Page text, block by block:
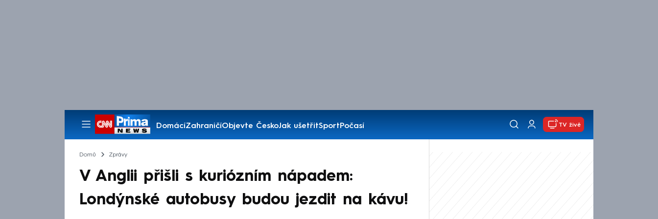
DomácíZahraničíObjevte ČeskoJak ušetřitSportPočasí
Pořady
TV živě
Domů Zprávy
V Anglii přišli s kuriózním nápadem:
Londýnské autobusy budou jezdit na kávu!